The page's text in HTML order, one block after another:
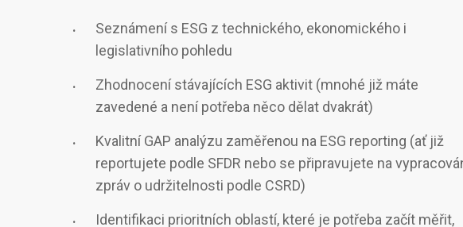
Seznámení s ESG z technického, ekonomického i
legislativního pohledu
Zhodnocení stávajících ESG aktivit (mnohé již máte
zavedené a není potřeba něco dělat dvakrát)
Kvalitní GAP analýzu zaměřenou na ESG reporting (ať již
reportujete podle SFDR nebo se připravujete na
zpráv o udržitelnosti podle CSRD)
Identifikaci prioritních oblastí, které je potřeba začít měřit,